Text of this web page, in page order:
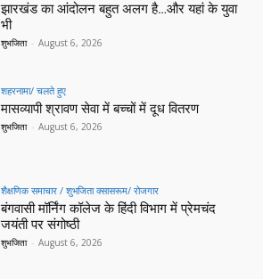
झारखंड का आंदोलन बहुत अलग है…और यहां के युवा
भी
शुभजिता - August 6, 2026
शहरनामा/ चलते हुए
मासव्यापी श्रावण सेवा में बच्चों में दूध वितरण
शुभजिता - August 6, 2026
शैक्षणिक समाचार / शुभजिता क्सासरूम/ रोजगार
बंगवासी मॉर्निंग कॉलेज के हिंदी विभाग में प्रेमचंद
जयंती पर संगोष्ठी
शुभजिता - August 6, 2026